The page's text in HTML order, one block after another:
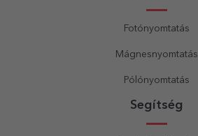
Fotónyomtatás
Mágnesnyomtatás
Pólónyomtatás
Segítség